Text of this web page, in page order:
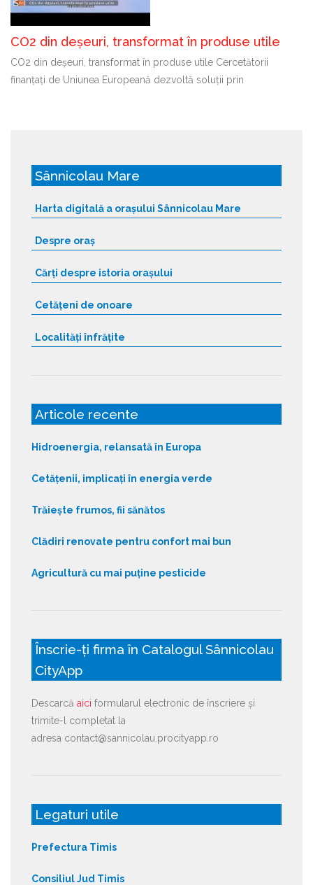
CO2 din deșeuri, transformat în produse utile
CO2 din deșeuri, transformat în produse utile Cercetătorii
finanțați de Uniunea Europeană dezvoltă soluții prin
Sânnicolau Mare
Harta digitală a orașului Sânnicolau Mare
Despre oraș
Cărți despre istoria orașului
Cetățeni de onoare
Localități înfrățite
Articole recente
Hidroenergia, relansată în Europa
Cetățenii, implicați în energia verde
Trăiește frumos, fii sănătos
Clădiri renovate pentru confort mai bun
Agricultură cu mai puține pesticide
Înscrie-ți firma în Catalogul Sânnicolau
CityApp
Descarcă aici formularul electronic de înscriere și
trimite-l completat la
adresa contact@sannicolau.procityapp.ro
Legaturi utile
Prefectura Timis
Consiliul Jud Timis